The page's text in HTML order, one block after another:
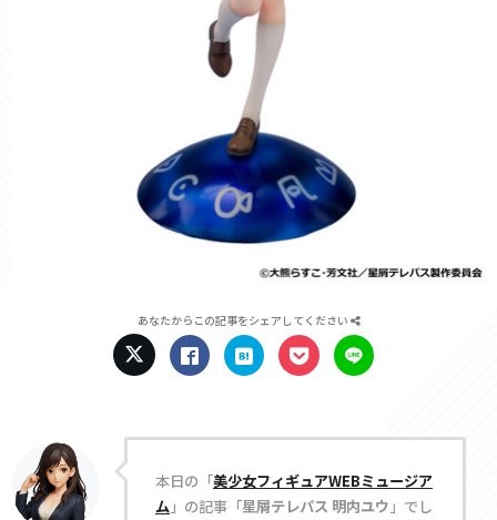
あなたからこの記事をシェアしてください
本日の「美少女フィギュアWEBミュージア
ム」の記事「星屑テレパス 明内ユウ 」でし